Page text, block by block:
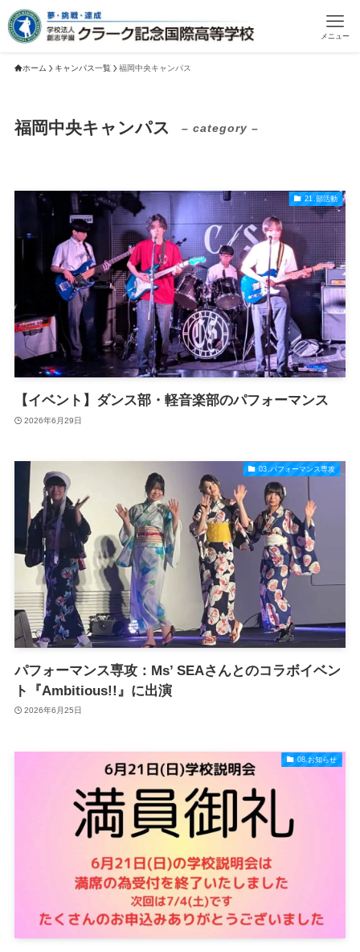
メニュー
ホーム キャンパス一覧 福岡中央キャンパス
福岡中央キャンパス – category –
21.部活動
【イベント】ダンス部・軽音楽部のパフォーマンス
2026年6月29日
03.パフォーマンス専攻
パフォーマンス専攻：Ms’ SEAさんとのコラボイベン
ト『Ambitious!!』に出演
2026年6月25日
08.お知らせ